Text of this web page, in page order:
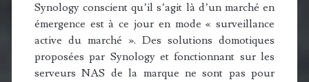
Synology conscient qu’il s’agit là d’un marché en
émergence est à ce jour en mode « surveillance
active du marché ». Des solutions domotiques
proposées par Synology et fonctionnant sur les
serveurs NAS de la marque ne sont pas pour